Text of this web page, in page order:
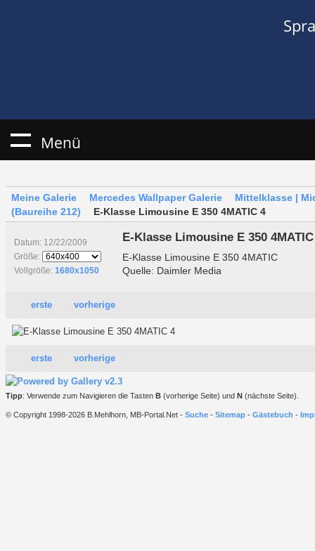
Menü
Meine Galerie Mercedes Wallpaper Galerie
Mittelklasse |
(Baureihe 212)
E-Klasse Limousine E 350 4MATIC 4
Datum: 12/22/2009
Größe:
Vollgröße: 1680x1050
E-Klasse Limousine E 350
E-Klasse Limousine E 350 4MATIC
Quelle: Daimler Media
erste vorherige
erste vorherige
Tipp: Verwende zum Navigieren die Tasten B (vorherige Seite) und N (nächste Seite).
© Copyright 1998-2026 B.Mehlhorn, MB-Portal.Net - Suche - Sitemap - Gästebuch -